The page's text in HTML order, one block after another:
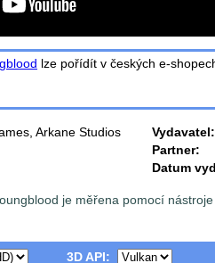
lze pořídít v českých e-
Arkane Studios Vydavatel:
Partner:
Datum
je měřena pomocí
3D API: